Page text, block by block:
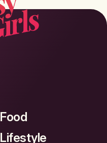
Food
Lifestyle